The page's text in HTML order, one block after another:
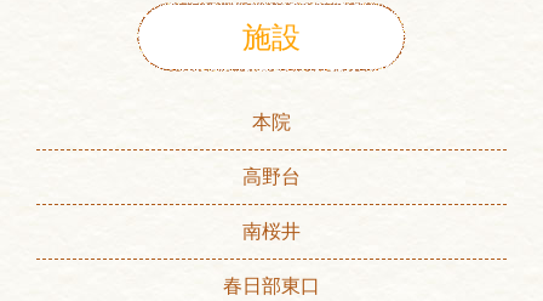
施設
本院
高野台
南桜井
春日部東口